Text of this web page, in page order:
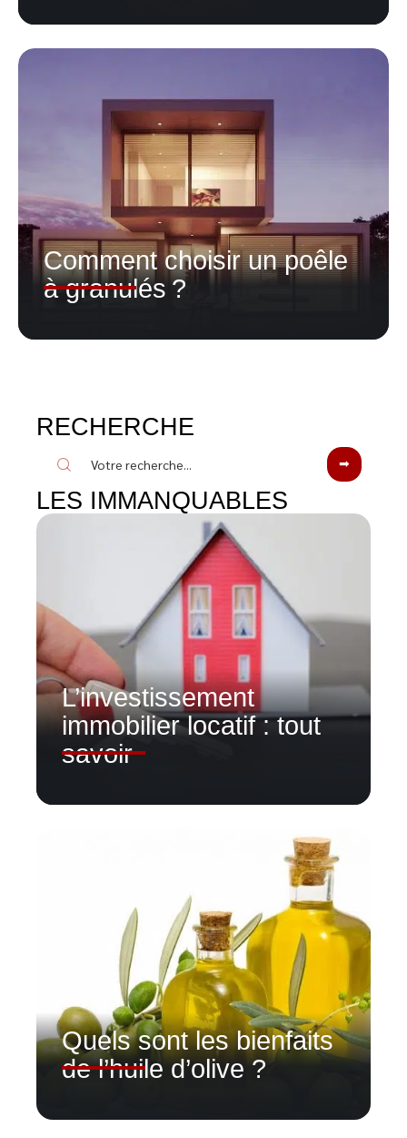
Comment choisir un poêle
à granulés ?
RECHERCHE
LES IMMANQUABLES
L’investissement
immobilier locatif : tout
savoir
Quels sont les bienfaits
de l’huile d’olive ?